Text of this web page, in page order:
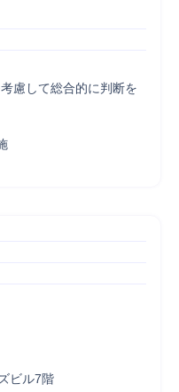
慮して総合的に判断を
ビル7階